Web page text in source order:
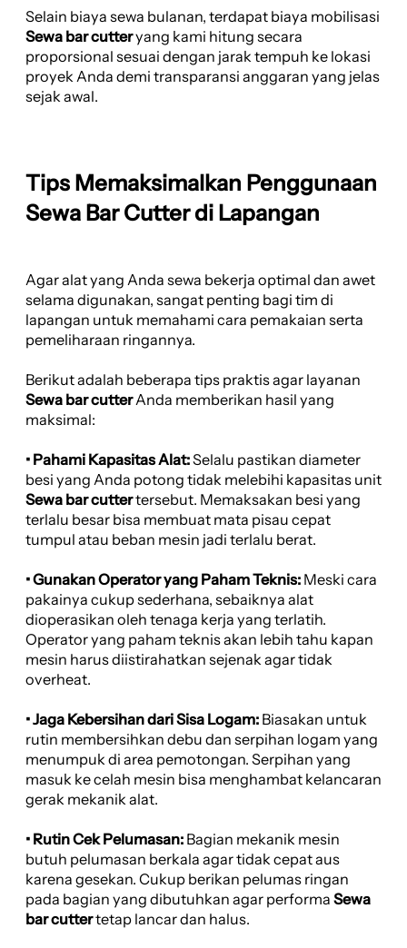
Selain biaya sewa bulanan, terdapat biaya mobilisasi
Sewa bar cutteryang kami hitung secara
proporsional sesuai dengan jarak tempuh ke lokasi
proyek Anda demi transparansi anggaran yang jelas
sejak awal.
Tips Memaksimalkan Penggunaan
Sewa Bar Cutter di Lapangan
Agar alat yang Anda sewa bekerja optimal dan awet
selama digunakan, sangat penting bagi tim di
lapangan untuk memahami cara pemakaian serta
pemeliharaan ringannya.
Berikut adalah beberapa tips praktis agar layanan
Sewa bar cutterAnda memberikan hasil yang
maksimal:
• Pahami Kapasitas Alat:Selalu pastikan diameter
besi yang Anda potong tidak melebihi kapasitas unit
Sewa bar cuttertersebut. Memaksakan besi yang
terlalu besar bisa membuat mata pisau cepat
tumpul atau beban mesin jadi terlalu berat.
• Gunakan Operator yang Paham Teknis: Meski cara
pakainya cukup sederhana, sebaiknya alat
dioperasikan oleh tenaga kerja yang terlatih.
Operator yang paham teknis akan lebih tahu kapan
mesin harus diistirahatkan sejenak agar tidak
overheat.
• Jaga Kebersihan dari Sisa Logam: Biasakan untuk
rutin membersihkan debu dan serpihan logam yang
menumpuk di area pemotongan. Serpihan yang
masuk ke celah mesin bisa menghambat kelancaran
gerak mekanik alat.
• Rutin Cek Pelumasan: Bagian mekanik mesin
butuh pelumasan berkala agar tidak cepat aus
karena gesekan. Cukup berikan pelumas ringan
pada bagian yang dibutuhkan agar performa Sewa
bar cuttertetap lancar dan halus.